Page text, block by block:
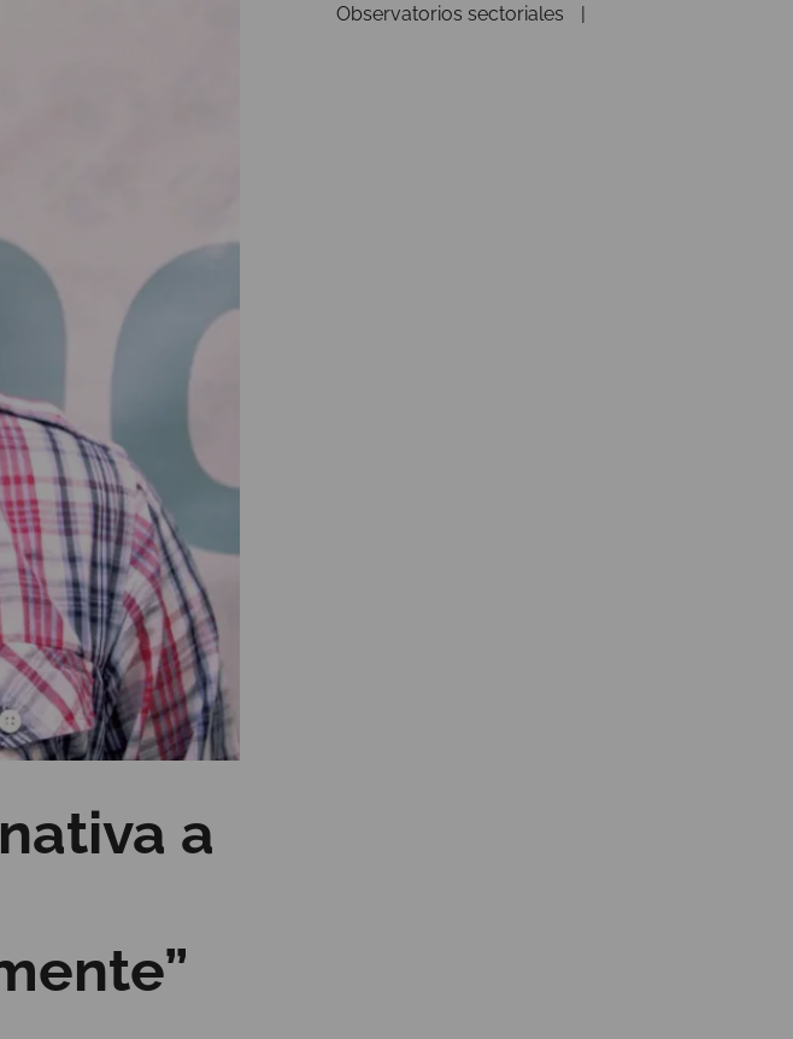
a
Observatorios sectoriales